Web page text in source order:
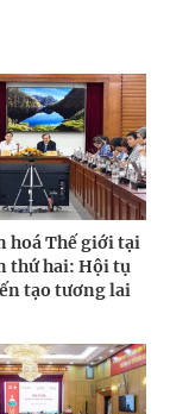
hoá Thế giới tại
thứ hai: Hội tụ
tạo tương lai